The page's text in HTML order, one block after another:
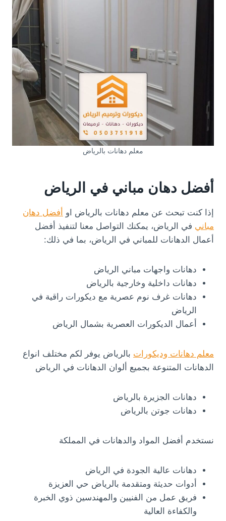
معلم دهانات بالرياض
أفضل دهان مباني في الرياض
إذا كنت تبحث عن معلم دهانات بالرياض او
أفضل دهان
مباني في الرياض، يمكنك التواصل معنا لتنفيذ أفضل
أعمال الدهانات للمباني في الرياض، بما في ذلك:
دهانات واجهات مباني الرياض
دهانات داخلية وخارجية بالرياض
دهانات غرف نوم عصرية مع ديكورات راقية في
الرياض
أعمال الديكورات العصرية بشمال الرياض
معلم دهانات وديكورات بالرياض يوفر لكم مختلف انواع
الدهانات المتنوعة بجميع ألوان الدهانات في الرياض
دهانات الجزيرة بالرياض
دهانات جوتن بالرياض
نستخدم أفضل المواد والدهانات في المملكة
دهانات عالية الجودة في الرياض
أدوات حديثة ومتقدمة بالرياض حي العزيزة
فريق عمل من الفنيين والمهندسين ذوي الخبرة
والكفاءة العالية